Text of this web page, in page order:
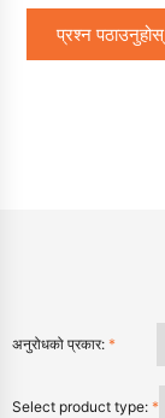
प्रश्न पठाउनुहोस्
अनुरोधको प्रकार: *
Select product type: *